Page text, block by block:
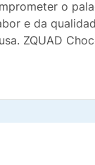
o
e da
ZQUAD